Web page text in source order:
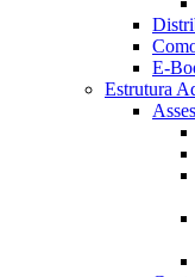
E-
Estrutura